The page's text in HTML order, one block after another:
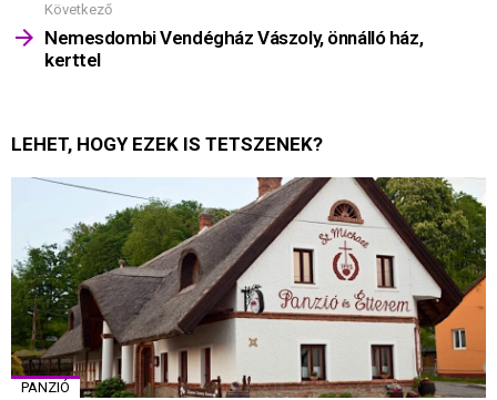
Következő
Nemesdombi Vendégház Vászoly, önnálló ház,
kerttel
LEHET, HOGY EZEK IS TETSZENEK?
PANZIÓ